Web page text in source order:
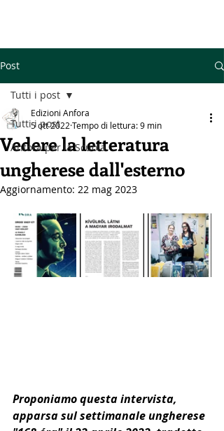
Post
Tutti i post
Anfora per la Scuola
Tutti i post
Vedere la letteratura
ungherese dall'esterno
Edizioni Anfora
5 ott 2022 Tempo di lettura: 9 min
Aggiornamento: 22 mag 2023
Proponiamo questa intervista,
apparsa sul settimanale ungherese